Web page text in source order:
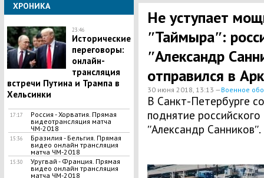
ХРОНИКА
23:46
Исторические
переговоры:
онлайн-
трансляция
встречи Путина и Трампа в
Хельсинки
17:17
Россия - Хорватия. Прямая
видеотрансляция матча
ЧМ-2018
15:36
Бразилия - Бельгия. Прямая
видео онлайн трансляция
матча ЧМ-2018
15:30
Уругвай - Франция. Прямая
видео онлайн трансляция
матча ЧМ-2018
Не уступает
ʺТаймыраʺ:
ʺАлександр
отправился в
30 июня 2018, 13:13 —Военное
В Санкт-Петербурге
поднятие
ʺАлександр Санниковʺ.